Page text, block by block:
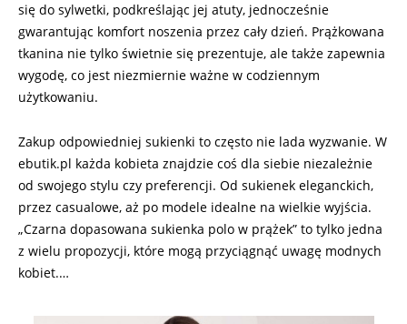
się do sylwetki, podkreślając jej atuty, jednocześnie
gwarantując komfort noszenia przez cały dzień. Prążkowana
tkanina nie tylko świetnie się prezentuje, ale także zapewnia
wygodę, co jest niezmiernie ważne w codziennym
użytkowaniu.
Zakup odpowiedniej sukienki to często nie lada wyzwanie. W
ebutik.pl każda kobieta znajdzie coś dla siebie niezależnie
od swojego stylu czy preferencji. Od sukienek eleganckich,
przez casualowe, aż po modele idealne na wielkie wyjścia.
„Czarna dopasowana sukienka polo w prążek” to tylko jedna
z wielu propozycji, które mogą przyciągnąć uwagę modnych
kobiet.…